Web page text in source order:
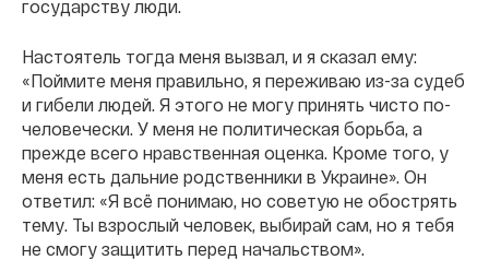
государству люди.
Настоятель тогда меня вызвал, и я сказал ему:
«Поймите меня правильно, я переживаю из-за судеб
и гибели людей. Я этого не могу принять чисто по-
человечески. У меня не политическая борьба, а
прежде всего нравственная оценка. Кроме того, у
меня есть дальние родственники в Украине». Он
ответил: «Я всё понимаю, но советую не обострять
тему. Ты взрослый человек, выбирай сам, но я тебя
не смогу защитить перед начальством».